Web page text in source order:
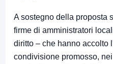
A sostegno della proposta
firme di amministratori
diritto – che hanno accolto
condivisione promosso,